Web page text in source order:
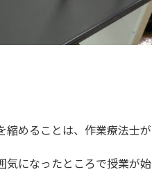
めることは、作業療法士
になったところで授業が始